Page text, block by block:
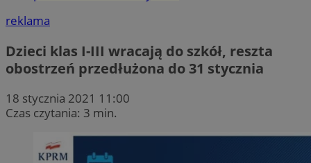
reklama
Dzieci klas I-III wracają do szkół, reszta
obostrzeń przedłużona do 31 stycznia
18 stycznia 2021 11:00
Czas czytania: 3 min.